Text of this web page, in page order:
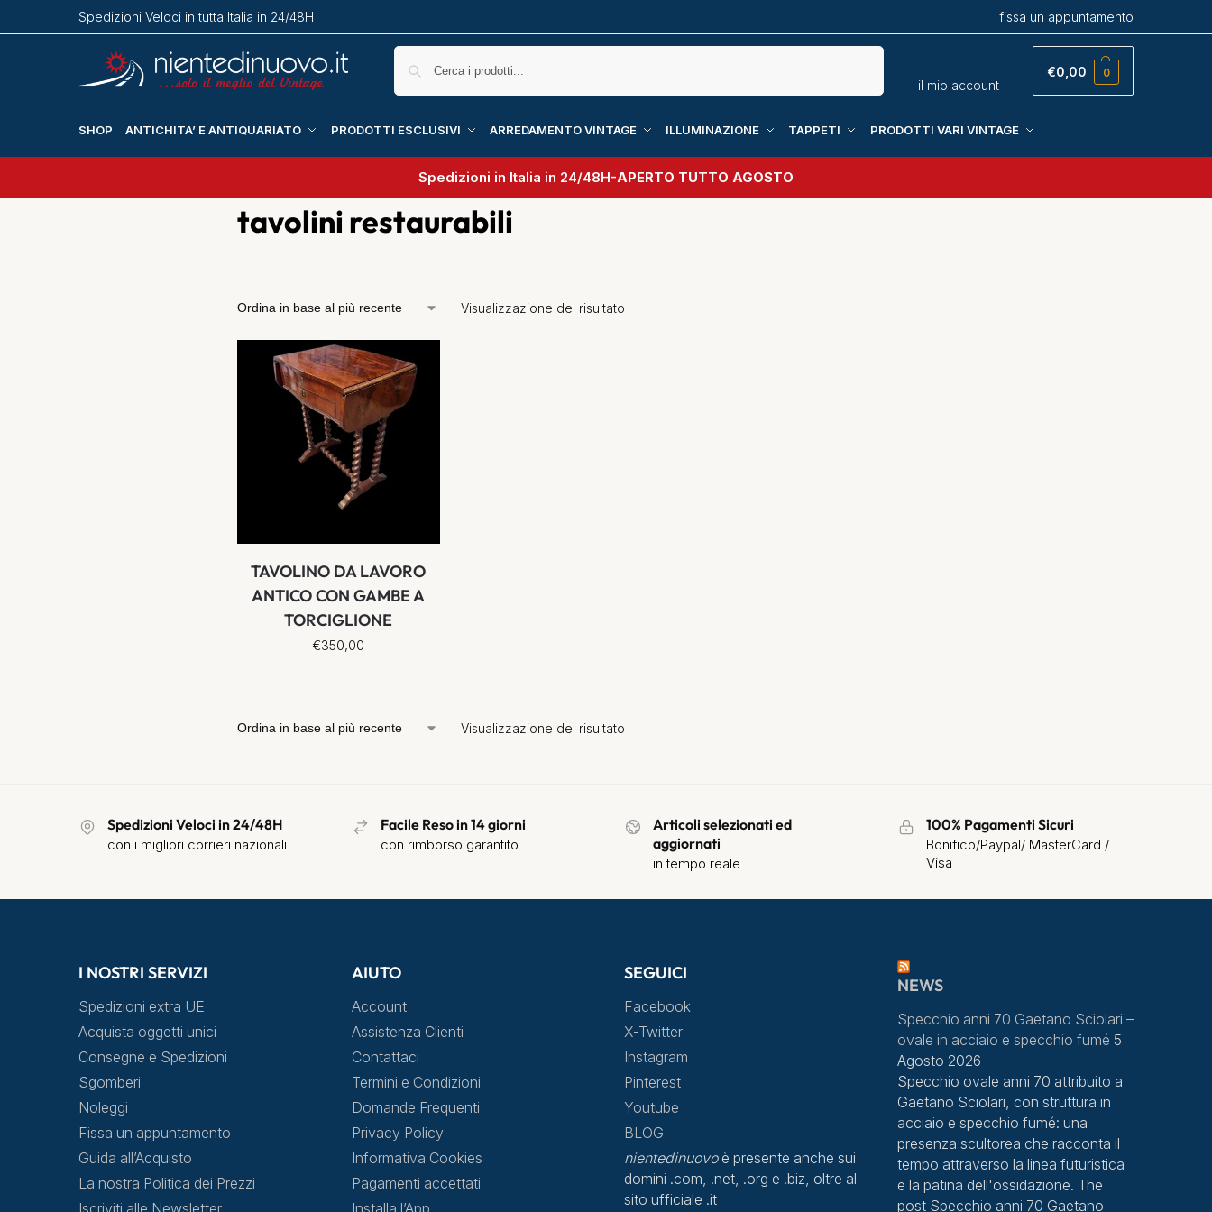
Spedizioni Veloci in tutta Italia in 24/48H fissa un appuntamento
il mio account
€0,00 0
SHOP ANTICHITA’ E ANTIQUARIATO PRODOTTI ESCLUSIVI ARREDAMENTO VINTAGE ILLUMINAZIONE TAPPETI PRODOTTI VARI VINTAGE
Spedizioni in Italia in 24/48H-APERTO TUTTO AGOSTO
tavolini restaurabili
Visualizzazione del risultato
TAVOLINO DA LAVORO
ANTICO CON GAMBE A
TORCIGLIONE
€350,00
Visualizzazione del risultato
Spedizioni Veloci in 24/48H
con i migliori corrieri nazionali
Facile Reso in 14 giorni
con rimborso garantito
Articoli selezionati ed
aggiornati
in tempo reale
100% Pagamenti Sicuri
Bonifico/Paypal/ MasterCard /
Visa
I NOSTRI SERVIZI
Spedizioni extra UE
Acquista oggetti unici
Consegne e Spedizioni
Sgomberi
Noleggi
Fissa un appuntamento
Guida all’Acquisto
La nostra Politica dei Prezzi
AIUTO
Account
Assistenza Clienti
Contattaci
Termini e Condizioni
Domande Frequenti
Privacy Policy
Informativa Cookies
Pagamenti accettati
SEGUICI
Facebook
X-Twitter
Instagram
Pinterest
Youtube
BLOG
nientedinuovoè presente anche sui
domini .com, .net, .org e .biz, oltre al
sito ufficiale .it
NEWS
Specchio anni 70 Gaetano Sciolari –
ovale in acciaio e specchio fumé 5
Agosto 2026
Specchio ovale anni 70 attribuito a
Gaetano Sciolari, con struttura in
acciaio e specchio fumé: una
presenza scultorea che racconta il
tempo attraverso la linea futuristica
e la patina dell'ossidazione. The
post Specchio anni 70 Gaetano